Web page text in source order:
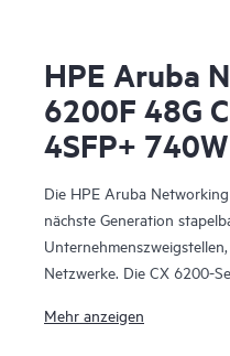
HPE Aruba
6200F 48G
4SFP+
Die HPE Aruba
nächste Generation
Netzwerke. Die CX 6200-
Hochgeschwindigkeits-
Mehr anzeigen